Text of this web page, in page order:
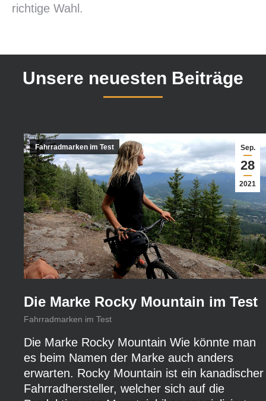
richtige Wahl.
Unsere neuesten Beiträge
Sep.
28
2021
Fahrradmarken im Test
Die Marke Rocky Mountain im Test
Fahrradmarken im Test
Die Marke Rocky Mountain Wie könnte man
es beim Namen der Marke auch anders
erwarten. Rocky Mountain ist ein kanadischer
Fahrradhersteller, welcher sich auf die